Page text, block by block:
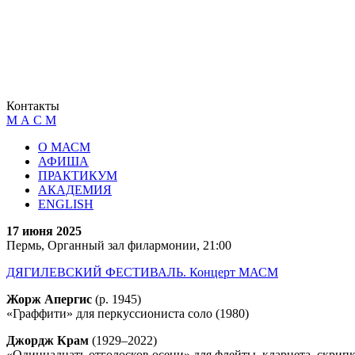
Контакты
М А С М
О МАСМ
АФИША
ПРАКТИКУМ
АКАДЕМИЯ
ENGLISH
17 июня 2025
Пермь, Органный зал филармонии, 21:00
ДЯГИЛЕВСКИЙ ФЕСТИВАЛЬ. Концерт МАСМ
Жорж Апергис (р. 1945)
«Граффити» для перкуссиониста соло (1980)
Джордж Крам (1929–2022)